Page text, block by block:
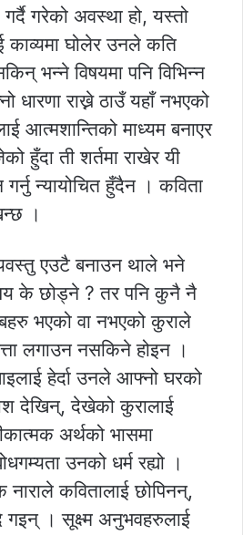
गरेको अवस्था हो, यस्तो
काव्यमा घोलेर उनले कति
भन्ने विषयमा पनि विभिन्न
राख्ने ठाउँ यहाँ नभएको
आत्मशान्तिको माध्यम बनाएर
हुँदा ती शर्तमा राखेर यी
न्यायोचित हुँदैन । कविता
।
एउटै बनाउन थाले भने
के छोड्ने ? तर पनि कुनै नै
भएको वा नभएको कुराले
लगाउन नसकिने होइन ।
हेर्दा उनले आफ्नो घरको
देखिन्, देखेको कुरालाई
अर्थको भासमा
उनको धर्म रह्यो ।
नाराले कवितालाई छोपिनन्,
गइन् । सूक्ष्म अनुभवहरुलाई